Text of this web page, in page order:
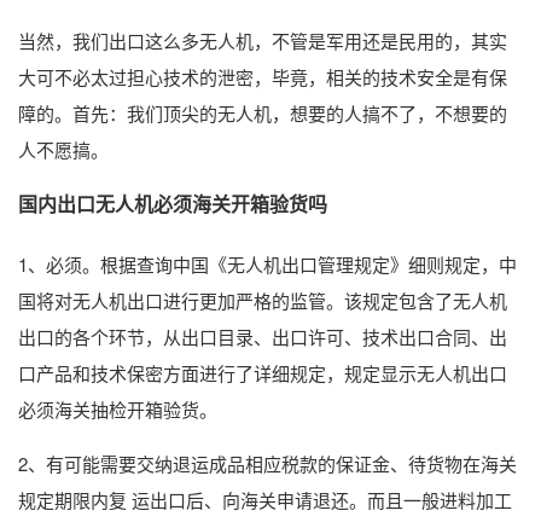
当然，我们出口这么多无人机，不管是军用还是民用的，其实
大可不必太过担心技术的泄密，毕竟，相关的技术安全是有保
障的。首先：我们顶尖的无人机，想要的人搞不了，不想要的
人不愿搞。
国内出口无人机必须海关开箱验货吗
1、必须。根据查询中国《无人机出口管理规定》细则规定，中
国将对无人机出口进行更加严格的监管。该规定包含了无人机
出口的各个环节，从出口目录、出口许可、技术出口合同、出
口产品和技术保密方面进行了详细规定，规定显示无人机出口
必须海关抽检开箱验货。
2、有可能需要交纳退运成品相应税款的保证金、待货物在海关
规定期限内复 运出口后、向海关申请退还。而且一般进料加工